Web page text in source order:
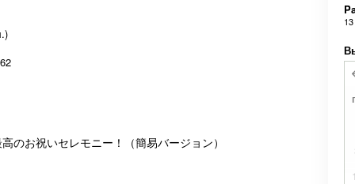
のお祝いセレモニー！（簡易バージョン）